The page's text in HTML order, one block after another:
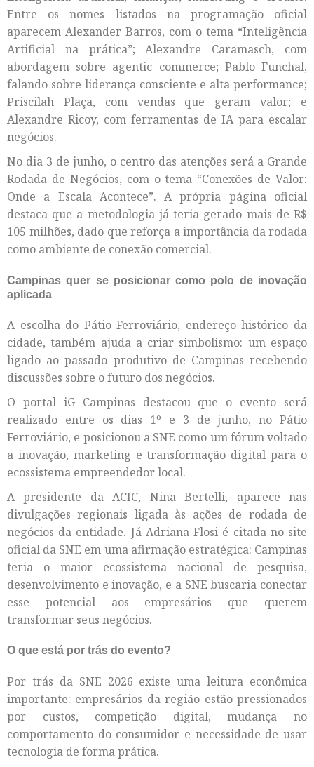
Entre os nomes listados na programação oficial
aparecem Alexander Barros, com o tema “Inteligência
Artificial na prática”; Alexandre Caramasch, com
abordagem sobre agentic commerce; Pablo Funchal,
falando sobre liderança consciente e alta performance;
Priscilah Plaça, com vendas que geram valor; e
Alexandre Ricoy, com ferramentas de IA para escalar
negócios.
No dia 3 de junho, o centro das atenções será a Grande
Rodada de Negócios, com o tema “Conexões de Valor:
Onde a Escala Acontece”. A própria página oficial
destaca que a metodologia já teria gerado mais de R$
105 milhões, dado que reforça a importância da rodada
como ambiente de conexão comercial.
Campinas quer se posicionar como polo de inovação
aplicada
A escolha do Pátio Ferroviário, endereço histórico da
cidade, também ajuda a criar simbolismo: um espaço
ligado ao passado produtivo de Campinas recebendo
discussões sobre o futuro dos negócios.
O portal iG Campinas destacou que o evento será
realizado entre os dias 1º e 3 de junho, no Pátio
Ferroviário, e posicionou a SNE como um fórum voltado
a inovação, marketing e transformação digital para o
ecossistema empreendedor local.
A presidente da ACIC, Nina Bertelli, aparece nas
divulgações regionais ligada às ações de rodada de
negócios da entidade. Já Adriana Flosi é citada no site
oficial da SNE em uma afirmação estratégica: Campinas
teria o maior ecossistema nacional de pesquisa,
desenvolvimento e inovação, e a SNE buscaria conectar
esse potencial aos empresários que querem
transformar seus negócios.
O que está por trás do evento?
Por trás da SNE 2026 existe uma leitura econômica
importante: empresários da região estão pressionados
por custos, competição digital, mudança no
comportamento do consumidor e necessidade de usar
tecnologia de forma prática.